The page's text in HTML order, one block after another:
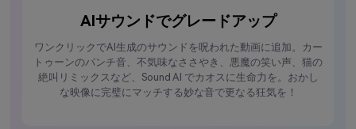
AIサウンドでグレードアップ
ワンクリックでAI生成のサウンドを呪われた動画に追加。カー
トゥーンのパンチ音、不気味なささやき、悪魔の笑い声、猫の
絶叫リミックスなど、Sound AI でカオスに生命力を。おかし
な映像に完璧にマッチする妙な音で更なる狂気を！